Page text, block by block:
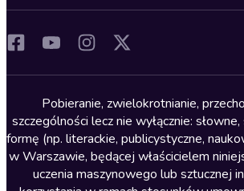
Pobieranie, zwielokrotnianie,
szczególności lecz nie wyłącznie:
formę (np. literackie, publicystyczne,
w Warszawie, będącej właścicielem
uczenia maszynowego lub sztucznej